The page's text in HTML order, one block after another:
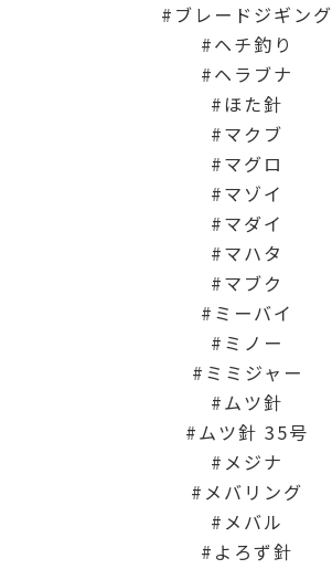
ブレードジギング
ヘチ釣り
ヘラブナ
ほた針
マクブ
マグロ
マゾイ
マダイ
マハタ
マブク
ミーバイ
ミノー
ミミジャー
ムツ針
ムツ針 35号
メジナ
メバリング
メバル
よろず針